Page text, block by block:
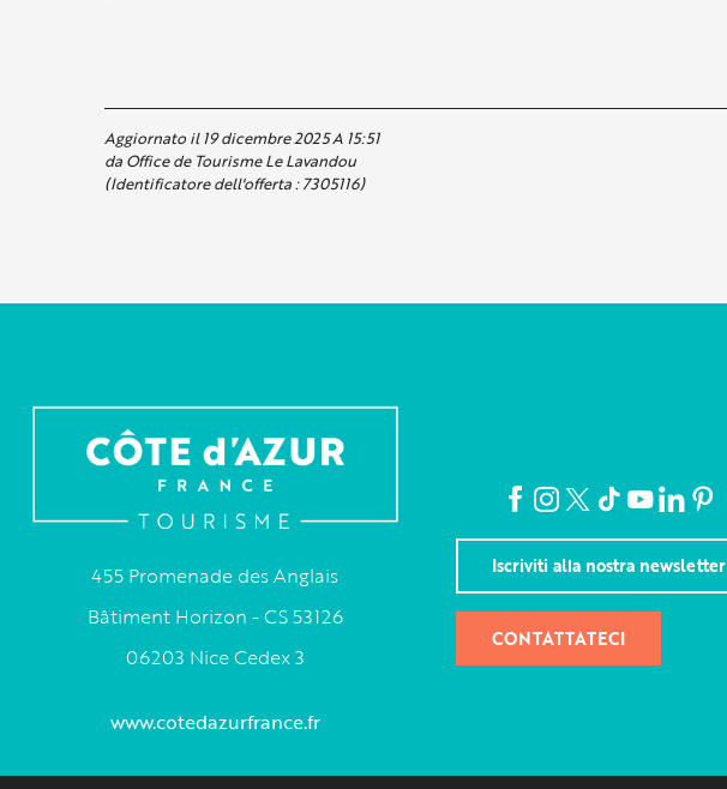
Aggiornato il 19 dicembre 2025 A 15:51
da Office de Tourisme Le Lavandou
(Identificatore dell'offerta :7305116)
455 Promenade des Anglais
Bâtiment Horizon - CS 53126
06203 Nice Cedex 3
www.cotedazurfrance.fr
Iscriviti alla nostra newsletter
CONTATTATECI